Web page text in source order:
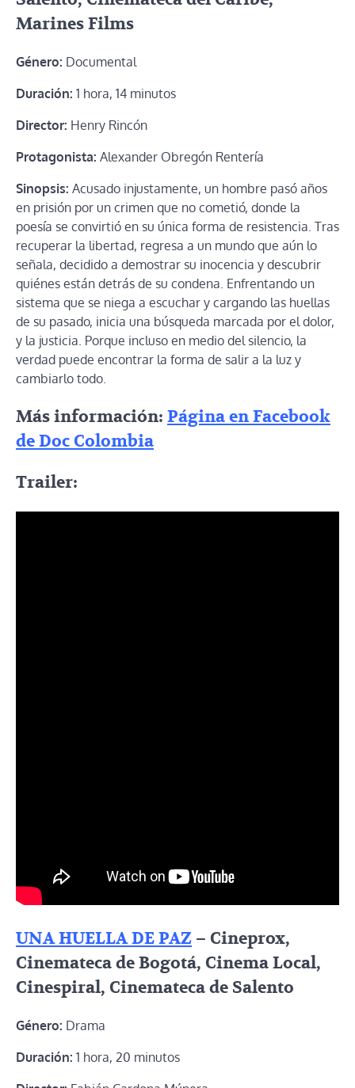
Marines Films
Género: Documental
Duración: 1 hora, 14 minutos
Director: Henry Rincón
Protagonista: Alexander Obregón Rentería
Sinopsis: Acusado injustamente, un hombre pasó años
en prisión por un crimen que no cometió, donde la
poesía se convirtió en su única forma de resistencia. Tras
recuperar la libertad, regresa a un mundo que aún lo
señala, decidido a demostrar su inocencia y descubrir
quiénes están detrás de su condena. Enfrentando un
sistema que se niega a escuchar y cargando las huellas
de su pasado, inicia una búsqueda marcada por el dolor,
y la justicia. Porque incluso en medio del silencio, la
verdad puede encontrar la forma de salir a la luz y
cambiarlo todo.
Más información: Página en Facebook
de Doc Colombia
Trailer:
UNA HUELLA DE PAZ – Cineprox,
Cinemateca de Bogotá, Cinema Local,
Cinespiral, Cinemateca de Salento
Género: Drama
Duración: 1 hora, 20 minutos